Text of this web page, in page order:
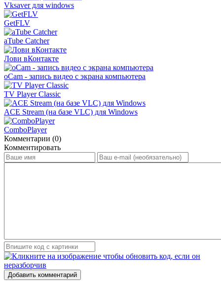
Vksaver для windows
GetFLV
aTube Catcher
Лови вКонтакте
oCam - запись видео с экрана компьютера
TV Player Classic
ACE Stream (на базе VLC) для Windows
ComboPlayer
Комментарии (0)
Комментировать
Добавить комментарий